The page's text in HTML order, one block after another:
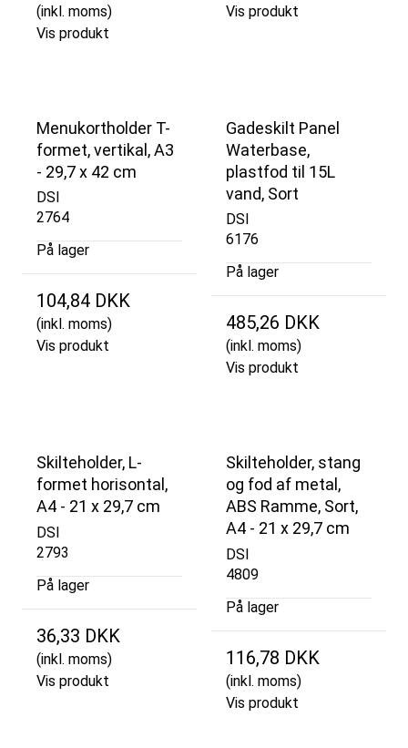
(inkl. moms)
Vis produkt
Vis produkt
Menukortholder T-
formet, vertikal, A3
- 29,7 x 42 cm
DSI
2764
På lager
104,84 DKK
(inkl. moms)
Vis produkt
Gadeskilt Panel
Waterbase,
plastfod til 15L
vand, Sort
DSI
6176
På lager
485,26 DKK
(inkl. moms)
Vis produkt
Skilteholder, L-
formet horisontal,
A4 - 21 x 29,7 cm
DSI
2793
På lager
36,33 DKK
(inkl. moms)
Vis produkt
Skilteholder, stang
og fod af metal,
ABS Ramme, Sort,
A4 - 21 x 29,7 cm
DSI
4809
På lager
116,78 DKK
(inkl. moms)
Vis produkt